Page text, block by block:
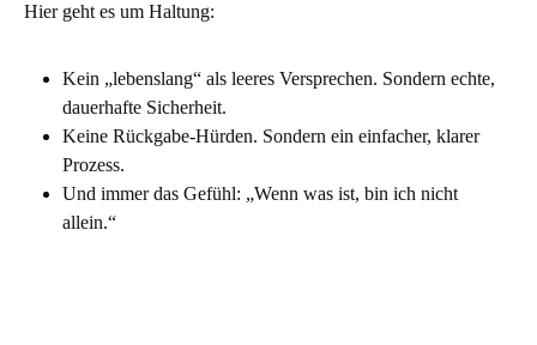
Hier geht es um Haltung:
Kein „lebenslang“ als leeres Versprechen. Sondern echte,
dauerhafte Sicherheit.
Keine Rückgabe-Hürden. Sondern ein einfacher, klarer
Prozess.
Und immer das Gefühl: „Wenn was ist, bin ich nicht
allein.“